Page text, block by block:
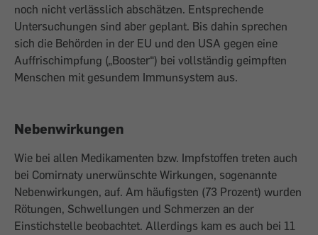
noch nicht verlässlich abschätzen. Entsprechende
Untersuchungen sind aber geplant. Bis dahin sprechen
sich die Behörden in der EU und den USA gegen eine
Auffrischimpfung („Booster“) bei vollständig geimpften
Menschen mit gesundem Immunsystem aus.
Nebenwirkungen
Wie bei allen Medikamenten bzw. Impfstoffen treten auch
bei Comirnaty unerwünschte Wirkungen, sogenannte
Nebenwirkungen, auf. Am häufigsten (73 Prozent) wurden
Rötungen, Schwellungen und Schmerzen an der
Einstichstelle beobachtet. Allerdings kam es auch bei 11